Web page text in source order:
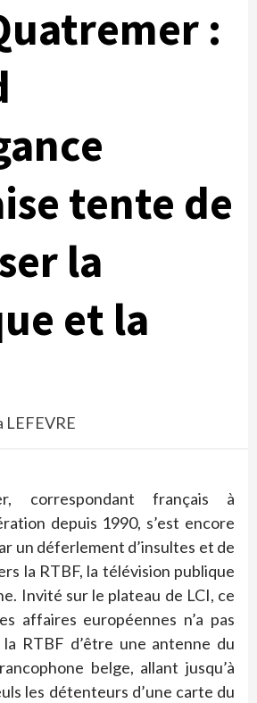
:
tente de
la
et la
LEFEVRE
correspondant français à
depuis 1990, s’est encore
un déferlement d’insultes et de
la RTBF, la télévision publique
Invité sur le plateau de LCI, ce
affaires européennes n’a pas
RTBF d’être une antenne du
belge, allant jusqu’à
les détenteurs d’une carte du